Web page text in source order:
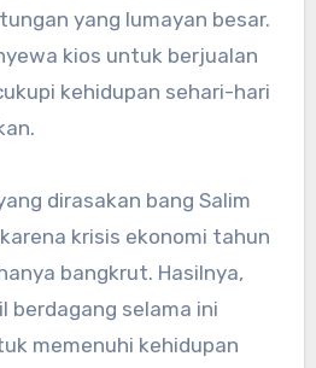
yang lumayan besar.
kios untuk berjualan
kehidupan sehari-hari
dirasakan bang Salim
krisis ekonomi tahun
bangkrut. Hasilnya,
berdagang selama ini
memenuhi kehidupan